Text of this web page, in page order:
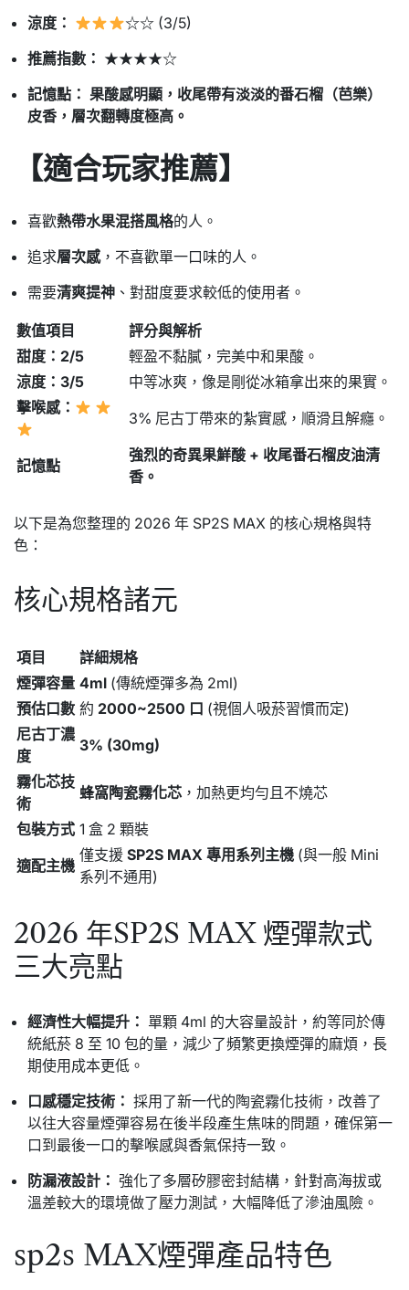
涼度：
☆☆ (3/5)
推薦指數： ★★★★☆
記憶點： 果酸感明顯，收尾帶有淡淡的番石榴（芭樂）
皮香，層次翻轉度極高。
【適合玩家推薦】
喜歡熱帶水果混搭風格的人。
追求層次感，不喜歡單一口味的人。
需要清爽提神 、對甜度要求較低的使用者。
數值項目
評分與解析
甜度：2/5
輕盈不黏膩，完美中和果酸。
涼度：3/5
中等冰爽，像是剛從冰箱拿出來的果實。
擊喉感：
3% 尼古丁帶來的紮實感，順滑且解癮。
記憶點
強烈的奇異果鮮酸 + 收尾番石榴皮油清
香。
以下是為您整理的 2026 年 SP2S MAX 的核心規格與特
色：
核心規格諸元
項目
詳細規格
煙彈容量 4ml (傳統煙彈多為 2ml)
預估口數 約 2000~2500 口 (視個人吸菸習慣而定)
尼古丁濃
度
3% (30mg)
霧化芯技
術
蜂窩陶瓷霧化芯 ，加熱更均勻且不燒芯
包裝方式 1 盒 2 顆裝
適配主機
僅支援 SP2S MAX 專用系列主機 (與一般 Mini
系列不通用)
2026 年SP2S MAX 煙彈款式
三大亮點
經濟性大幅提升： 單顆 4ml 的大容量設計，約等同於傳
統紙菸 8 至 10 包的量，減少了頻繁更換煙彈的麻煩，長
期使用成本更低。
口感穩定技術： 採用了新一代的陶瓷霧化技術，改善了
以往大容量煙彈容易在後半段產生焦味的問題，確保第一
口到最後一口的擊喉感與香氣保持一致。
防漏液設計： 強化了多層矽膠密封結構，針對高海拔或
溫差較大的環境做了壓力測試，大幅降低了滲油風險。
sp2s MAX煙彈產品特色